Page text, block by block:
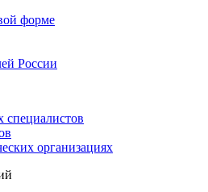
форме
России
специалистов
организациях